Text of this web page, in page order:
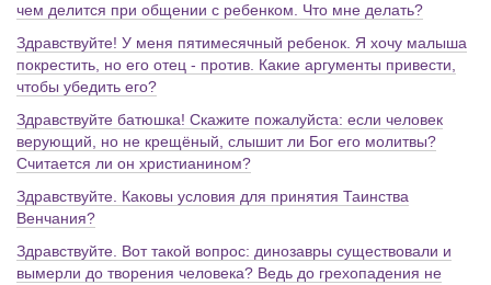
чем делится при общении с ребенком. Что мне делать?
Здравствуйте! У меня пятимесячный ребенок. Я хочу малыша
покрестить, но его отец - против. Какие аргументы привести,
чтобы убедить его?
Здравствуйте батюшка! Скажите пожалуйста: если человек
верующий, но не крещёный, слышит ли Бог его молитвы?
Считается ли он христианином?
Здравствуйте. Каковы условия для принятия Таинства
Венчания?
Здравствуйте. Вот такой вопрос: динозавры существовали и
вымерли до творения человека? Ведь до грехопадения не